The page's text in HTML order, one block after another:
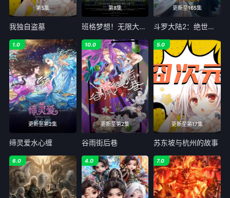
第5集
我独自盗墓
第8集
班格梦想！无限大缪型
更新至165集
斗罗大陆2：绝世唐门
更新至第2集
1.0
缔灵爱水心缠
更新至第2集
10.0
谷雨街后巷
更新至第17集
5.0
苏东坡与杭州的故事
6.0 4.0 7.0